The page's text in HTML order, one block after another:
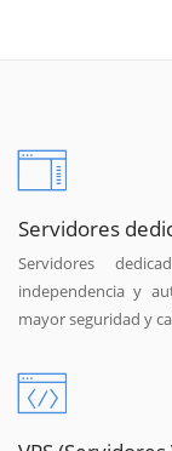
Servidores
Servidores
independencia y
mayor seguridad y